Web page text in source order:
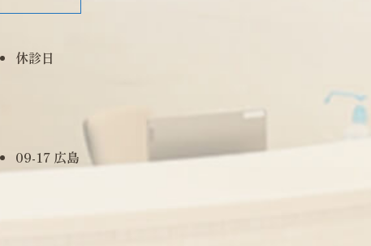
休診日
09-17 広島